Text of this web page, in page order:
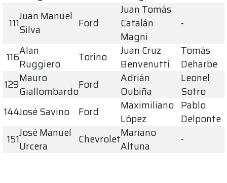
111Juan Manuel
Silva
Ford
Juan Tomás
Catalán
Magni
-
116Alan
Ruggiero
Torino
Juan Cruz
Benvenutti
Tomás
Deharbe
129Mauro
GiallombardoFord
Adrián
Oubiña
Leonel
Sotro
144José Savino Ford
Maximiliano
López
Pablo
Delponte
151José Manuel
Urcera
ChevroletMariano
Altuna
-